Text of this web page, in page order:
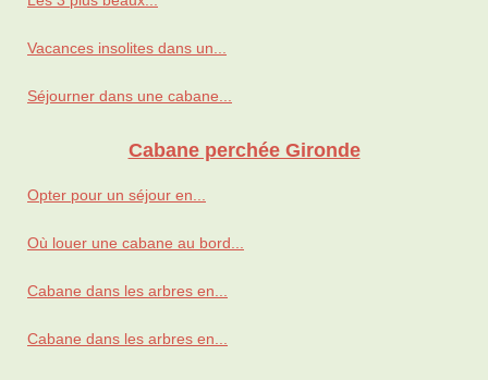
Vacances insolites dans un...
Séjourner dans une cabane...
Cabane perchée Gironde
Opter pour un séjour en...
Où louer une cabane au bord...
Cabane dans les arbres en...
Cabane dans les arbres en...